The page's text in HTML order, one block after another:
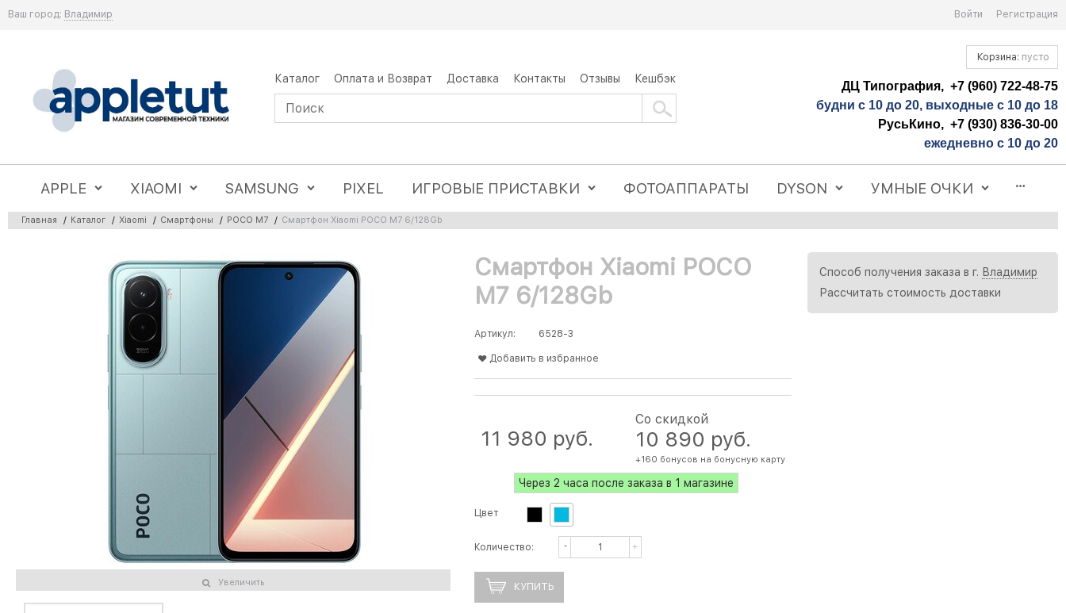
Ваш город: Владимир Войти Регистрация
Каталог Оплата и Возврат Доставка Контакты Отзывы Кешбэк
Корзина: пусто
ДЦ Типография, +7 (960) 722-48-75
будни с 10 до 20, выходные с 10 до 18
РусьКино, +7 (930) 836-30-00
ежедневно с 10 до 20
APPLE XIAOMI SAMSUNG PIXEL ИГРОВЫЕ ПРИСТАВКИ ФОТОАППАРАТЫ DYSON УМНЫЕ ОЧКИ
Главная / Каталог / Xiaomi / Смартфоны / POCO M7 / Смартфон Xiaomi POCO M7 6/128Gb
Увеличить
Смартфон Xiaomi POCO
M7 6/128Gb
Артикул: 6528-3
Добавить в избранное
10 890 руб.
+160 бонусов на бонусную карту
Со скидкой
11 980 руб.
Через 2 часа после заказа в 1 магазине
Цвет
Количество:
КУПИТЬ
Способ получения заказа в г. Владимир
Рассчитать стоимость доставки